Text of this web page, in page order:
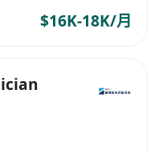
$16K-18K/月